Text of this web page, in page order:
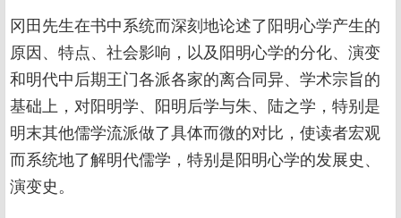
冈田先生在书中系统而深刻地论述了阳明心学产生的
原因、特点、社会影响，以及阳明心学的分化、演变
和明代中后期王门各派各家的离合同异、学术宗旨的
基础上，对阳明学、阳明后学与朱、陆之学，特别是
明末其他儒学流派做了具体而微的对比，使读者宏观
而系统地了解明代儒学，特别是阳明心学的发展史、
演变史。